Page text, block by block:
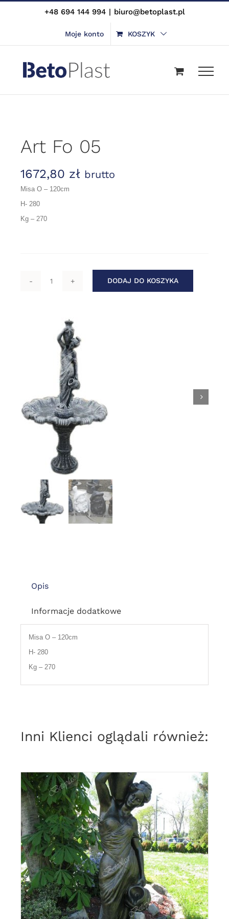
+48 694 144 994 | biuro@betoplast.pl
Moje konto KOSZYK
Art Fo 05
1672,80 zł brutto
Misa O – 120cm
H- 280
Kg – 270
05
DODAJ DO KOSZYKA
Opis
Informacje dodatkowe
Misa O – 120cm
H- 280
Kg – 270
Inni Klienci oglądali również:
DODAJ DO KOSZYKA
/
DETAILS